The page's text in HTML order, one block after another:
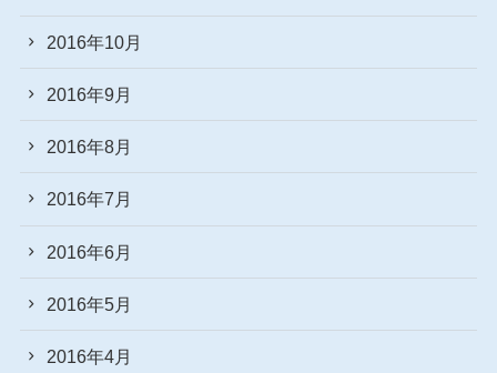
2016年10月
2016年9月
2016年8月
2016年7月
2016年6月
2016年5月
2016年4月